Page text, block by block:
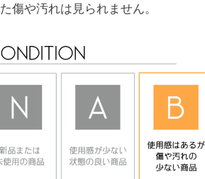
た傷や汚れは見られません。